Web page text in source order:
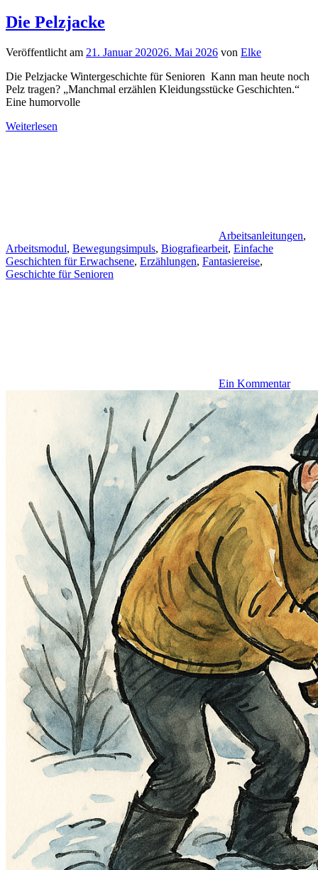
Die Pelzjacke
Veröffentlicht am 21. Januar 202026. Mai 2026 von Elke
Die Pelzjacke Wintergeschichte für Senioren Kann man heute noch
Pelz tragen? „Manchmal erzählen Kleidungsstücke Geschichten.“
Eine humorvolle
Weiterlesen
Arbeitsanleitungen,
Arbeitsmodul, Bewegungsimpuls, Biografiearbeit, Einfache
Geschichten für Erwachsene, Erzählungen, Fantasiereise,
Geschichte für Senioren
Ein Kommentar